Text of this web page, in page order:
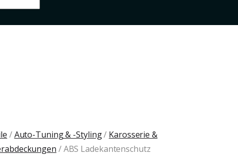
/Auto-Tuning & -Styling/ Karosserie &
/ ABS Ladekantenschutz